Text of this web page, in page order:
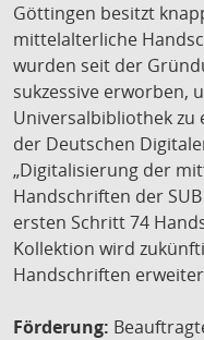
Göttingen besitzt
mittelalterliche
wurden seit der
sukzessive erworben,
Universalbibliothek zu
der Deutschen
„Digitalisierung der
Handschriften der
ersten Schritt 74
Kollektion wird
Handschriften
Förderung: